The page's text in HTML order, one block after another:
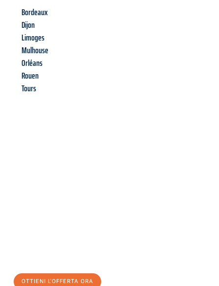
Bordeaux
Dijon
Limoges
Mulhouse
Orléans
Rouen
Tours
OTTIENI L'OFFERTA ORA